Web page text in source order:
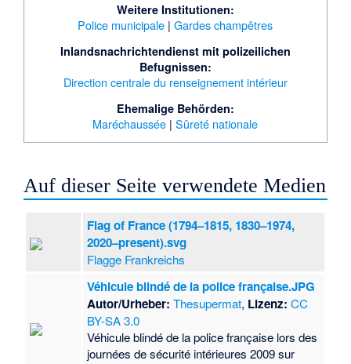
Weitere Institutionen:
Police municipale |Gardes champêtres
Inlandsnachrichtendienst mit polizeilichen
Befugnissen:
Direction centrale du renseignement intérieur
Ehemalige Behörden:
Maréchaussée |Sûreté nationale
Auf dieser Seite verwendete Medien
Flag of France (1794–1815, 1830–1974,
2020–present).svg
Flagge Frankreichs
Véhicule blindé de la police française.JPG
Autor/Urheber: Thesupermat, Lizenz: CC
BY-SA 3.0
Véhicule blindé de la police française lors des
journées de sécurité intérieures 2009 sur